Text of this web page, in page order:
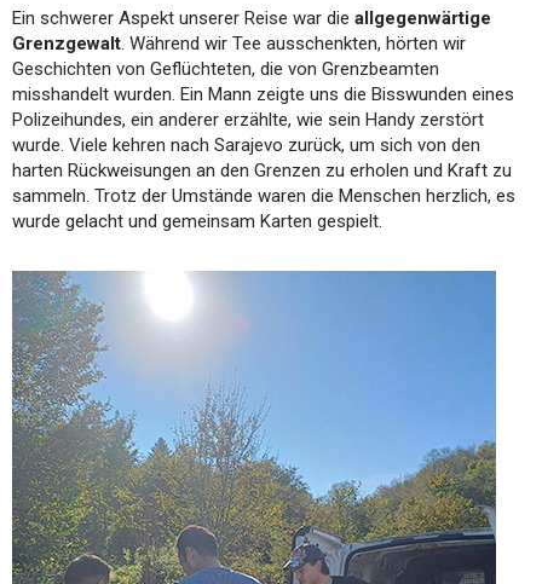
Ein schwerer Aspekt unserer Reise war die allgegenwärtige
Grenzgewalt. Während wir Tee ausschenkten, hörten wir
Geschichten von Geflüchteten, die von Grenzbeamten
misshandelt wurden. Ein Mann zeigte uns die Bisswunden eines
Polizeihundes, ein anderer erzählte, wie sein Handy zerstört
wurde. Viele kehren nach Sarajevo zurück, um sich von den
harten Rückweisungen an den Grenzen zu erholen und Kraft zu
sammeln. Trotz der Umstände waren die Menschen herzlich, es
wurde gelacht und gemeinsam Karten gespielt.